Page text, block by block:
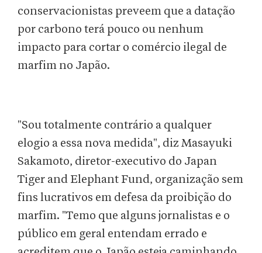
conservacionistas preveem que a datação
por carbono terá pouco ou nenhum
impacto para cortar o comércio ilegal de
marfim no Japão.
"Sou totalmente contrário a qualquer
elogio a essa nova medida", diz Masayuki
Sakamoto, diretor-executivo do Japan
Tiger and Elephant Fund, organização sem
fins lucrativos em defesa da proibição do
marfim. "Temo que alguns jornalistas e o
público em geral entendam errado e